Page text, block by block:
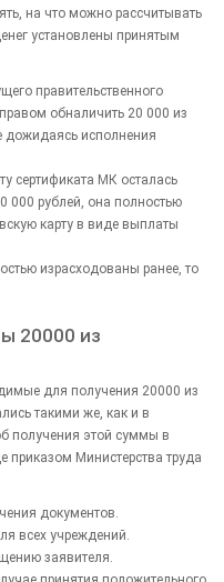
на что можно рассчитывать
установлены принятым
правительственного
обналичить 20 000 из
дожидаясь исполнения
сертификата МК осталась
000 рублей, она полностью
карту в виде выплаты
израсходованы ранее, то
20000 из
для получения 20000 из
такими же, как и в
получения этой суммы в
Министерства труда
документов.
всех учреждений.
заявителя.